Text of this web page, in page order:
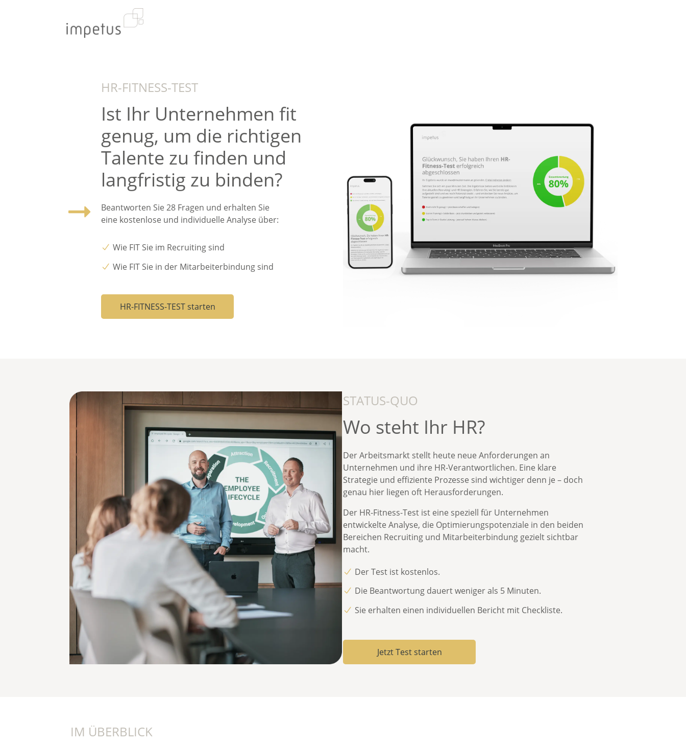
HR-FITNESS-TEST
Ist Ihr Unternehmen fit
genug, um die richtigen
Talente zu finden und
langfristig zu binden?
Beantworten Sie 28 Fragen und erhalten Sie
eine kostenlose und individuelle Analyse über:
Wie FIT Sie im Recruitingsind
Wie FIT Sie in der Mitarbeiterbindungsind
HR-FITNESS-TEST starten
STATUS-QUO
Wo steht Ihr HR?
DerArbeitsmarkt stellt heute neue Anforderungen an
Unternehmen und ihre HR-Verantwortlichen. Eine klare
Strategie und effiziente Prozesse sind wichtiger denn je – doch
genau hier liegen oft Herausforderungen.
Der HR-Fitness-Test ist eine speziell für Unternehmen
entwickelte Analyse, die Optimierungspotenziale in den beiden
Bereichen Recruiting und Mitarbeiterbindung gezielt sichtbar
macht.
Der Test ist kostenlos.
Die Beantwortung dauertweniger als 5 Minuten.
Sie erhalten einen individuellen Berichtmit Checkliste.
Jetzt Test starten
IM ÜBERBLICK